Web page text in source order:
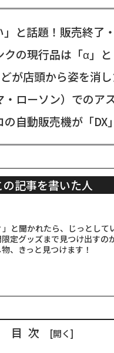
と話題！販売終了
の現行品は「α」
が店頭から姿を消
ローソン）でのア
自動販売機が「DX
の記事を書いた人
」と聞かれたら、じっとし
定グッズまで見つけ出す
、きっと見つけます！
目次